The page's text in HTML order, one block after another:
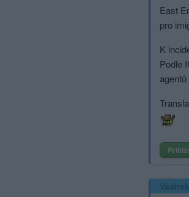
East
pro
K
Podle